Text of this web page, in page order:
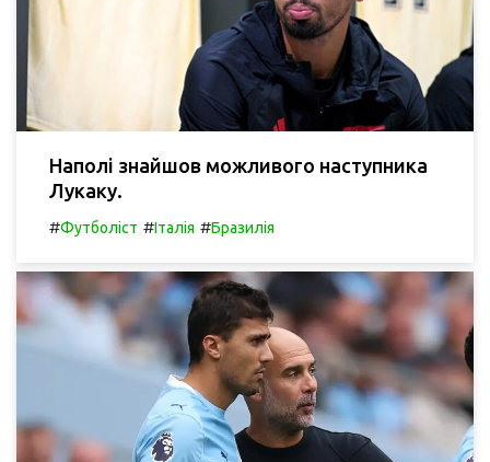
Наполі знайшов можливого наступника
Лукаку.
#Футболіст #Італія #Бразилія